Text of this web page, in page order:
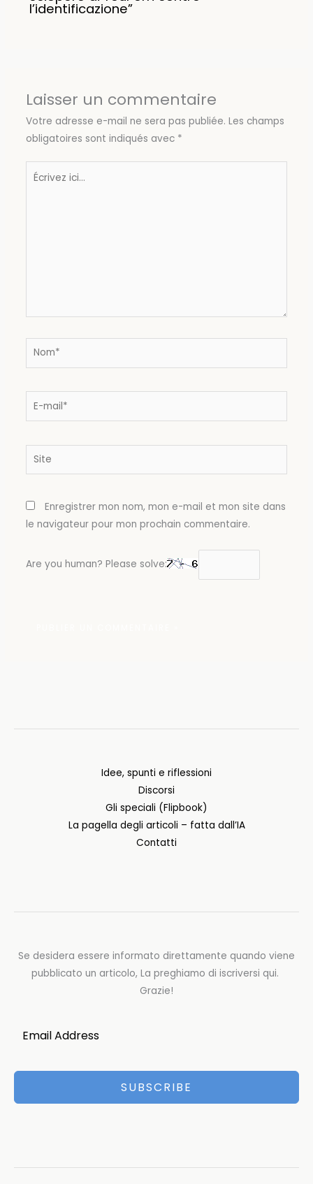
l’identificazione”
Laisser un commentaire
Votre adresse e-mail ne sera pas publiée. Les champs
obligatoires sont indiqués avec *
Écrivez
Nom*
E-
Site
Enregistrer mon nom, mon e-mail et mon site dans
le navigateur pour mon prochain commentaire.
Are you human? Please solve:
Idee, spunti e riflessioni
Discorsi
Gli speciali (Flipbook)
La pagella degli articoli – fatta dall’IA
Contatti
Se desidera essere informato direttamente quando viene
pubblicato un articolo, La preghiamo di iscriversi qui.
Grazie!
SUBSCRIBE